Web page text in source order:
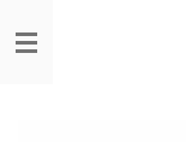
direct